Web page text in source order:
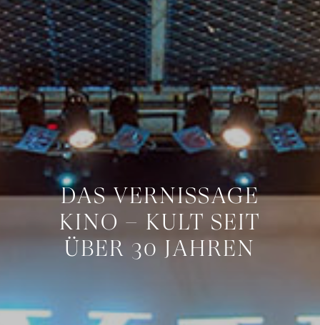
DAS VERNISSAGE
KINO – KULT SEIT
ÜBER 30 JAHREN